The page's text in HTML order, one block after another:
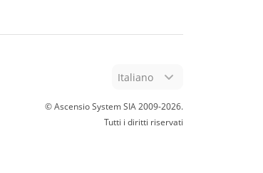
Italiano
© Ascensio System SIA 2009-2026.
Tutti i diritti riservati